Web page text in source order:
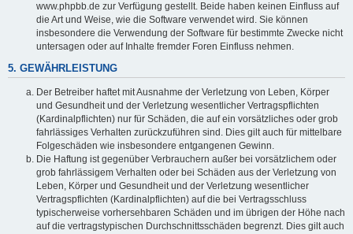
www.phpbb.de zur Verfügung gestellt. Beide haben keinen Einfluss auf
die Art und Weise, wie die Software verwendet wird. Sie können
insbesondere die Verwendung der Software für bestimmte Zwecke nicht
untersagen oder auf Inhalte fremder Foren Einfluss nehmen.
5. GEWÄHRLEISTUNG
Der Betreiber haftet mit Ausnahme der Verletzung von Leben, Körper
und Gesundheit und der Verletzung wesentlicher Vertragspflichten
(Kardinalpflichten) nur für Schäden, die auf ein vorsätzliches oder grob
fahrlässiges Verhalten zurückzuführen sind. Dies gilt auch für mittelbare
Folgeschäden wie insbesondere entgangenen Gewinn.
Die Haftung ist gegenüber Verbrauchern außer bei vorsätzlichem oder
grob fahrlässigem Verhalten oder bei Schäden aus der Verletzung von
Leben, Körper und Gesundheit und der Verletzung wesentlicher
Vertragspflichten (Kardinalpflichten) auf die bei Vertragsschluss
typischerweise vorhersehbaren Schäden und im übrigen der Höhe nach
auf die vertragstypischen Durchschnittsschäden begrenzt. Dies gilt auch